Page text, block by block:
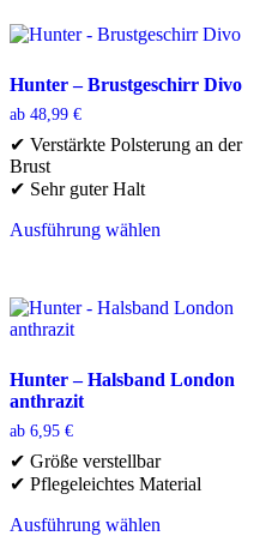
Hunter – Brustgeschirr Divo
ab 48,99 €
✔ Verstärkte Polsterung an der
Brust
✔ Sehr guter Halt
Ausführung wählen
weist
mehrere
Varianten
Die
Optionen
können
der
Produktseite
werden
Hunter – Halsband London
anthrazit
ab 6,95 €
✔ Größe verstellbar
✔ Pflegeleichtes Material
Ausführung wählen